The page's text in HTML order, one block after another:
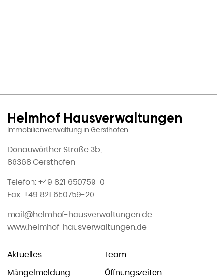
Helmhof Hausverwaltungen
Immobilienverwaltung in Gersthofen
Donauwörther Straße 3b,
86368 Gersthofen
Telefon: +49 821 650759-0
Fax: +49 821 650759-20
mail@helmhof-hausverwaltungen.de
www.helmhof-hausverwaltungen.de
Aktuelles
Team
Mängelmeldung
Öffnungszeiten